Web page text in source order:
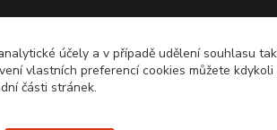
účely a v případě udělení souhlasu
vlastních preferencí cookies můžete
části stránek.